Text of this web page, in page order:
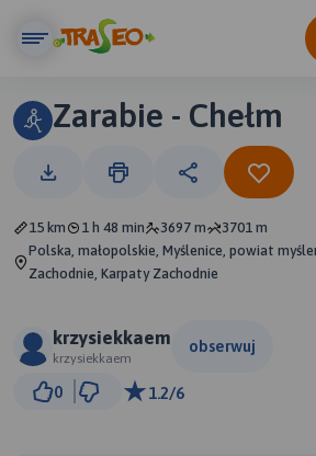
Zarabie - Chełm
15 km 1 h 48 min 3697 m
3701 m
Polska, małopolskie, Myślenice, powiat
Zachodnie, Karpaty Zachodnie
krzysiekkaem
krzysiekkaem
obserwuj
0 1.2/6